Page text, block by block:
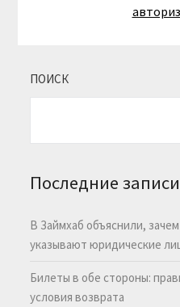
ПОИСК
Последние записи
В Займхаб объяснили,
указывают юридические
Билеты в обе стороны:
условия возврата